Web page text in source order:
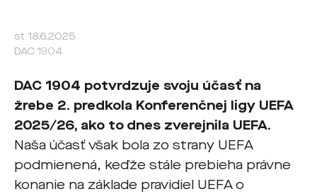
st 18.6.2025
DAC 1904
DAC 1904 potvrdzuje svoju účasť na
žrebe 2. predkola Konferenčnej ligy UEFA
2025/26, ako to dnes zverejnila UEFA.
Naša účasť však bola zo strany UEFA
podmienená, keďže stále prebieha právne
konanie na základe pravidiel UEFA o